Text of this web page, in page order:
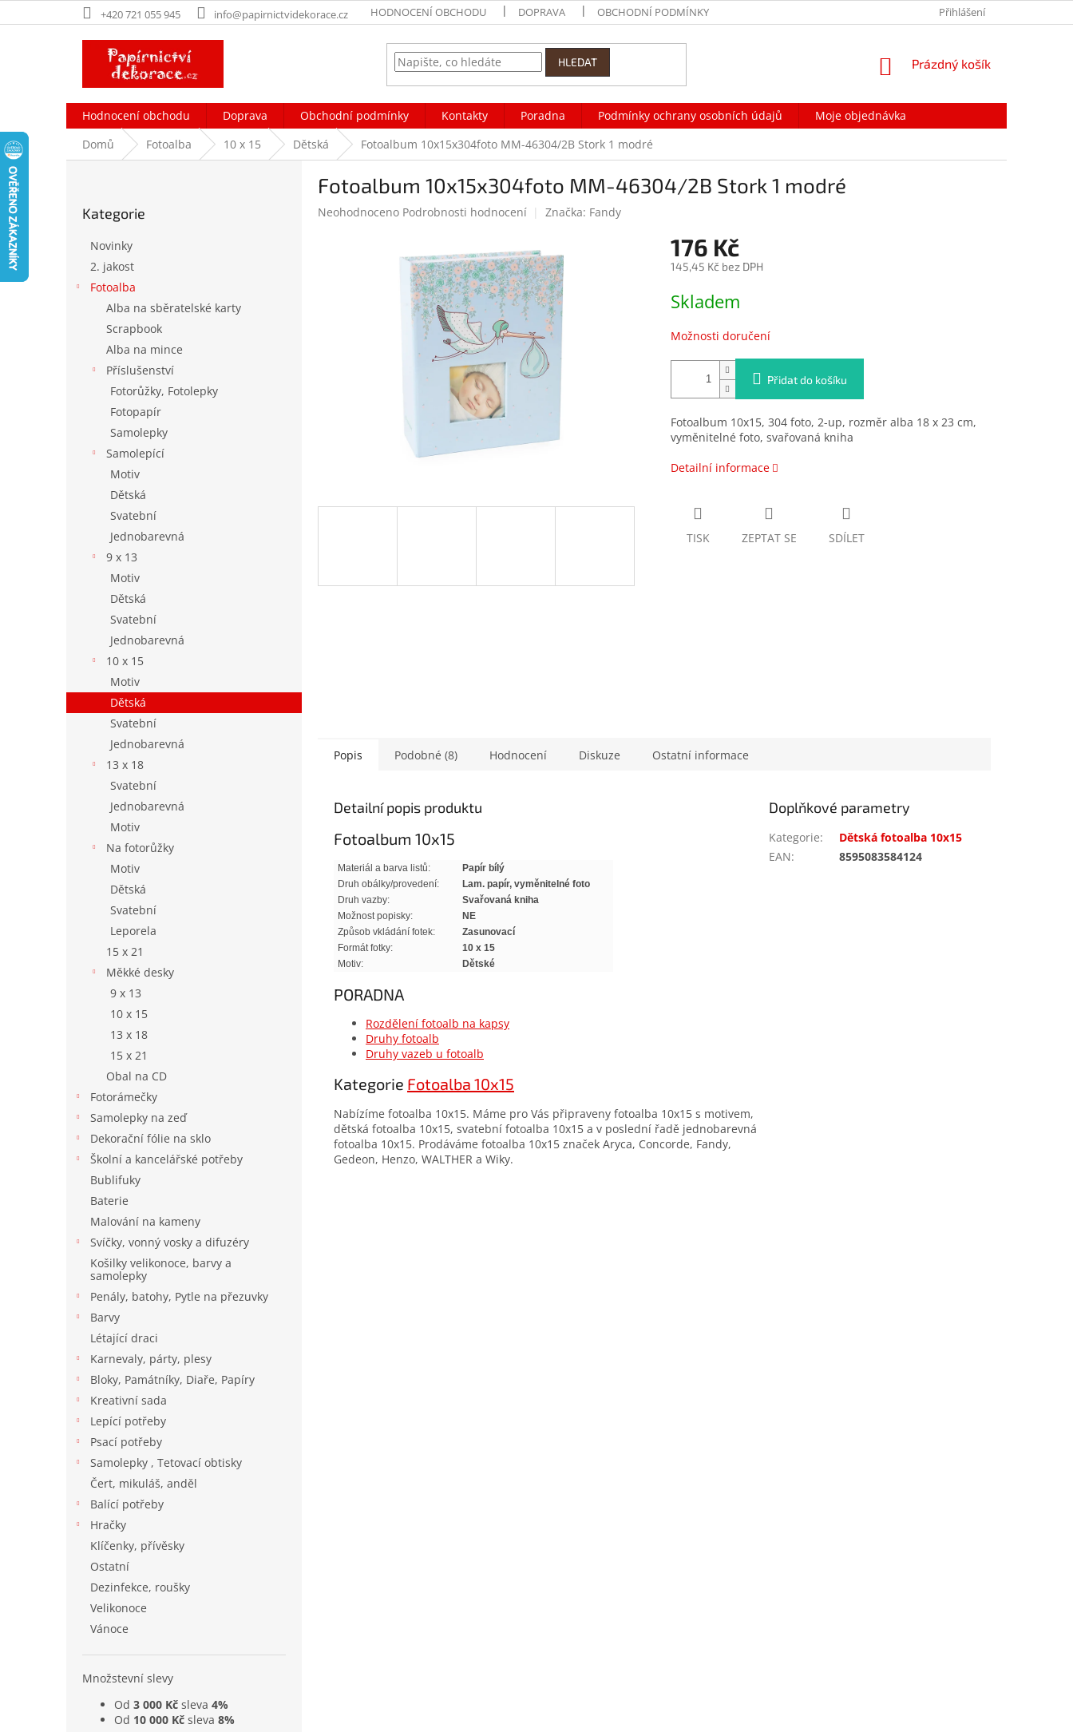
na
+420 721 055 945 info@papirnictvidekorace.cz HODNOCENÍ OBCHODU DOPRAVA OBCHODNÍ PODMÍNKY NAPIŠTE NÁM
Přihlášení
HLEDAT
NÁKUPNÍ
Prázdný košík
Hodnocení obchodu Doprava Obchodní podmínky Kontakty Poradna Podmínky ochrany osobních údajů
Moje objednávka
Domů
Fotoalba 10 x 15 Dětská Fotoalbum 10x15x304foto MM-46304/2B Stork 1 modré
kategorie
Kategorie
Novinky
2. jakost
Fotoalba
Alba na sběratelské karty
Scrapbook
Alba na mince
Příslušenství
Fotorůžky, Fotolepky
Fotopapír
Samolepky
Samolepící
Motiv
Dětská
Svatební
Jednobarevná
9 x 13
Motiv
Dětská
Svatební
Jednobarevná
10 x 15
Motiv
Dětská
Svatební
Jednobarevná
13 x 18
Svatební
Jednobarevná
Motiv
Na fotorůžky
Motiv
Dětská
Svatební
Leporela
15 x 21
Měkké desky
9 x 13
10 x 15
13 x 18
15 x 21
Obal na CD
Fotorámečky
Samolepky na zeď
Dekorační fólie na sklo
Školní a kancelářské potřeby
Bublifuky
Baterie
Malování na kameny
Svíčky, vonný vosky a difuzéry
Košilky velikonoce, barvy a
samolepky
Penály, batohy, Pytle na přezuvky
Barvy
Létající draci
Karnevaly, párty, plesy
Bloky, Památníky, Diaře, Papíry
Kreativní sada
Lepící potřeby
Psací potřeby
Samolepky , Tetovací obtisky
Čert, mikuláš, anděl
Balící potřeby
Hračky
Klíčenky, přívěsky
Ostatní
Dezinfekce, roušky
Velikonoce
Vánoce
Množstevní slevy
Od 3 000 Kč sleva 4%
Od 10 000 Kč sleva 8%
Fotoalbum 10x15x304foto MM-46304/2B Stork 1 modré
Průměrné
Neohodnoceno Podrobnosti hodnocení Značka: Fandy
176 Kč
145,45 Kč bez DPH
cena:
Skladem
Možnosti doručení
Přidat do košíku
Fotoalbum 10x15, 304 foto, 2-up, rozměr alba 18 x 23 cm,
vyměnitelné foto, svařovaná kniha
Detailní informace
TISK ZEPTAT SE SDÍLET
Popis Podobné (8) Hodnocení Diskuze Ostatní informace
Detailní popis produktu
Fotoalbum 10x15
Materiál a barva listů:
Papír bílý
Druh obálky/provedení:
Lam. papír, vyměnitelné foto
Druh vazby:
Svařovaná kniha
Možnost popisky:
NE
Způsob vkládání fotek:
Zasunovací
Formát fotky:
10 x 15
Motiv:
Dětské
PORADNA
Rozdělení fotoalb na kapsy
Druhy fotoalb
Druhy vazeb u fotoalb
Kategorie Fotoalba 10x15
Nabízíme fotoalba 10x15. Máme pro Vás připraveny fotoalba 10x15 s motivem,
dětská fotoalba 10x15, svatební fotoalba 10x15 a v poslední řadě jednobarevná
fotoalba 10x15. Prodáváme fotoalba 10x15 značek Aryca, Concorde, Fandy,
Gedeon, Henzo, WALTHER a Wiky.
Doplňkové parametry
Kategorie:
Dětská fotoalba 10x15
EAN: 8595083584124